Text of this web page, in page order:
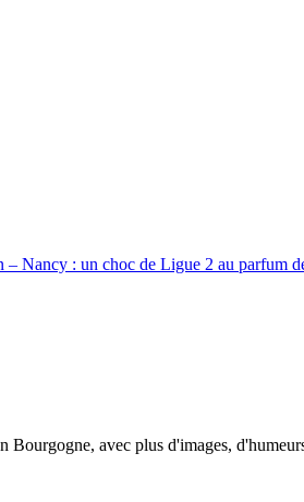
– Nancy : un choc de Ligue 2 au parfum
avec plus d'images,